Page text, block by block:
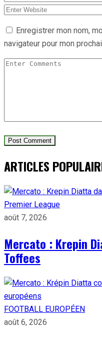
Enregistrer mon nom,
navigateur pour mon
ARTICLES
Premier League
août 7, 2026
Mercato : Krepin
Toffees
FOOTBALL EUROPÉEN
août 6, 2026